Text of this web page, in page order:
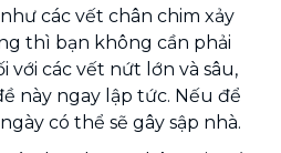
các vết chân chim xảy
thì bạn không cần phải
với các vết nứt lớn và sâu,
này ngay lập tức. Nếu để
có thể sẽ gây sập nhà.